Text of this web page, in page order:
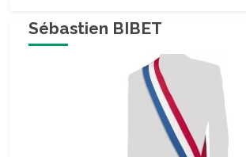
Sébastien BIBET